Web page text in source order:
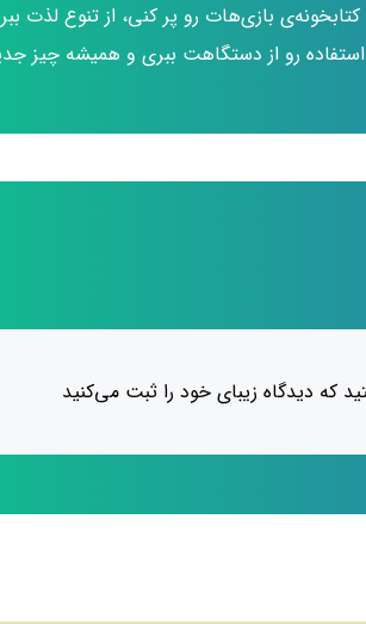
بازی‌هات رو پر کنی، از تنوع لذت
رو از دستگاهت ببری و همیشه چیز
که دیدگاه زیبای خود را ثبت می‌کنید